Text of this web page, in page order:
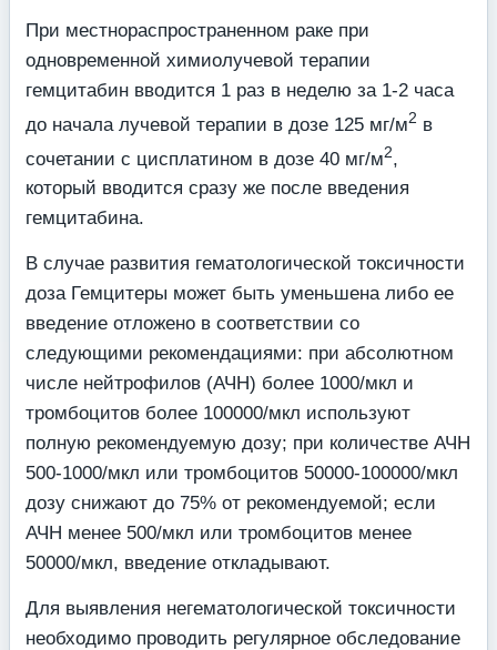
При местнораспространенном раке при
одновременной химиолучевой терапии
гемцитабин вводится 1 раз в неделю за 1-2 часа
до начала лучевой терапии в дозе 125 мг/м2 в
сочетании с цисплатином в дозе 40 мг/м2,
который вводится сразу же после введения
гемцитабина.
В случае развития гематологической токсичности
доза Гемцитеры может быть уменьшена либо ее
введение отложено в соответствии со
следующими рекомендациями: при абсолютном
числе нейтрофилов (АЧН) более 1000/мкл и
тромбоцитов более 100000/мкл используют
полную рекомендуемую дозу; при количестве АЧН
500-1000/мкл или тромбоцитов 50000-100000/мкл
дозу снижают до 75% от рекомендуемой; если
АЧН менее 500/мкл или тромбоцитов менее
50000/мкл, введение откладывают.
Для выявления негематологической токсичности
необходимо проводить регулярное обследование